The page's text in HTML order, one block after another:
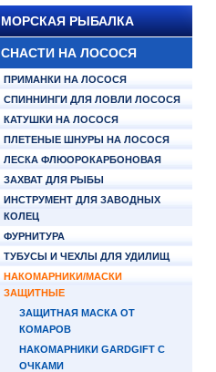
МОРСКАЯ РЫБАЛКА
СНАСТИ НА ЛОСОСЯ
ПРИМАНКИ НА ЛОСОСЯ
СПИННИНГИ ДЛЯ ЛОВЛИ ЛОСОСЯ
КАТУШКИ НА ЛОСОСЯ
ПЛЕТЕНЫЕ ШНУРЫ НА ЛОСОСЯ
ЛЕСКА ФЛЮОРОКАРБОНОВАЯ
ЗАХВАТ ДЛЯ РЫБЫ
ИНСТРУМЕНТ ДЛЯ ЗАВОДНЫХ
КОЛЕЦ
ФУРНИТУРА
ТУБУСЫ И ЧЕХЛЫ ДЛЯ УДИЛИЩ
НАКОМАРНИКИ/МАСКИ
ЗАЩИТНЫЕ
ЗАЩИТНАЯ МАСКА ОТ
КОМАРОВ
НАКОМАРНИКИ GARDGIFT С
ОЧКАМИ